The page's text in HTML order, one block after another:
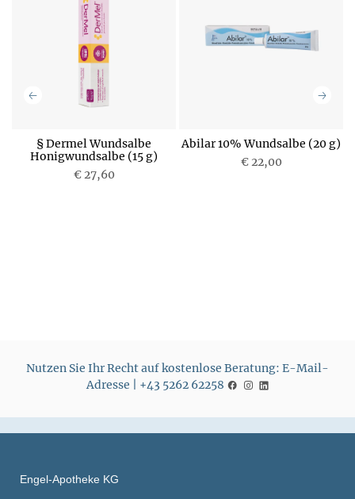
§ Dermel Wundsalbe
Honigwundsalbe (15 g)
€ 27,60
Abilar 10% Wundsalbe (20 g)
€ 22,00
Nutzen Sie Ihr Recht auf kostenlose Beratung: E-Mail-
Adresse | +43 5262 62258
Engel-Apotheke KG